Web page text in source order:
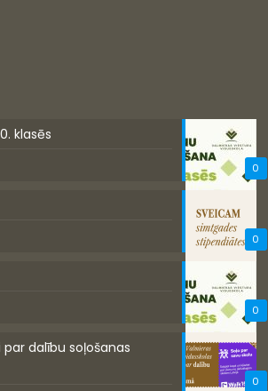
0
klasēs
0
0
0
dalību soļošanas